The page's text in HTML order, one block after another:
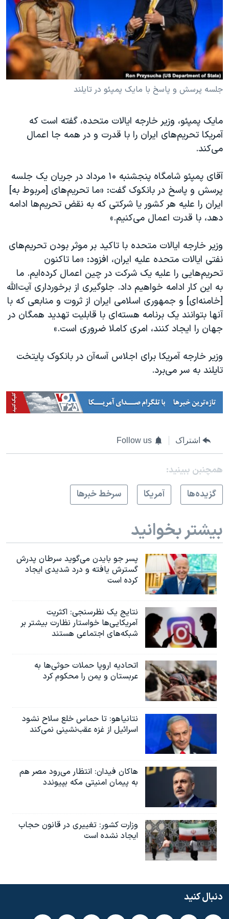
فرهنگ و زندگی
حقوق شهروندی
اقتصادی
علم و فناوری
آرشیو پخش زنده
مستندها
انتخابات ریاست جمهوری آمریکا ۲۰۲۴
حمله جمهوری اسلامی به اسرائیل
رمز مهسا
مجموعه مستندهای دادخواهی
تریبونال مردمی آبان ۹۸
چهل سال گروگان‌گیری
قانون شفافیت دارائی کادر رهبری ایران
اعتراضات مردمی آبان ۹۸
نرگس محمدی برنده جایزه نوبل صلح
همایش محافظه‌کاران آمریکا «سی‌پک»
صفحه‌های ویژه
سفر پرزیدنت ترامپ به چین
دنبال کنید
زبانهای مختلف
جلسه پرسش و پاسخ با مایک پمپئو در تایلند
مایک پمپئو، وزیر خارجه ایالات متحده، گفته است که
آمریکا تحریم‌های ایران را با قدرت و در همه جا اعمال
می‌کند.
آقای پمپئو شامگاه پنجشنبه ۱۰ مرداد در جریان یک جلسه‌
پرسش و پاسخ در بانکوک گفت: «ما تحریم‌های [مربوط به]‌
ایران را علیه هر کشور یا شرکتی که به نقض تحریم‌ها ادامه
دهد، با قدرت اعمال می‌کنیم.»
وزیر خارجه ایالات متحده با تاکید بر موثر بودن تحریم‌های
نفتی ایالات متحده علیه ایران، افزود: «ما تاکنون
تحریم‌هایی را علیه یک شرکت در چین اعمال کرده‌ایم. ما
به این کار ادامه خواهیم داد. جلوگیری از برخورداری آیت‌الله
[خامنه‌ای]‌ و جمهوری اسلامی ایران از ثروت و منابعی که با
آنها بتوانند یک برنامه هسته‌ای با قابلیت تهدید همگان در
جهان را ایجاد کنند، امری کاملا ضروری است.»
وزیر خارجه آمریکا برای اجلاس آسه‌آن در بانکوک پایتخت
تایلند به سر می‌برد.
اشتراک Follow us
همچنبن ببینید:
گزيده‌ها
آمريکا سرخط خبرها
بیشتر بخوانید
پسر جو بایدن می‌گوید سرطان پدرش
گسترش یافته و درد شدیدی ایجاد
کرده است
نتایج یک نظرسنجی: اکثریت
آمریکایی‌ها خواستار نظارت بیشتر بر
شبکه‌های اجتماعی هستند
اتحادیه اروپا حملات حوثی‌ها به
عربستان و یمن را محکوم کرد
نتانیاهو: تا حماس خلع سلاح نشود
اسرائیل از غزه عقب‌نشینی نمی‌کند
هاکان فیدان: انتظار می‌رود مصر هم
به پیمان امنیتی مکه بپیوندد
وزارت کشور: تغییری در قانون حجاب
ایجاد نشده است
دنبال کنید